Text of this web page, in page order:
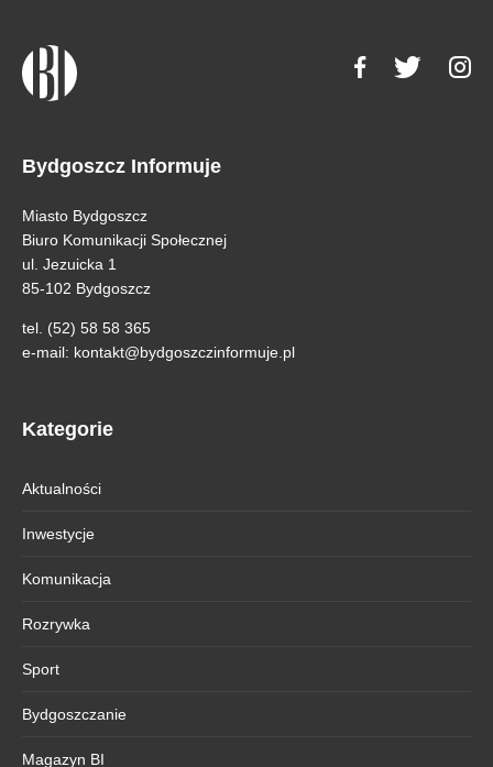
Bydgoszcz Informuje
Miasto Bydgoszcz
Biuro Komunikacji Społecznej
ul. Jezuicka 1
85-102 Bydgoszcz
tel. (52) 58 58 365
e-mail: kontakt@bydgoszczinformuje.pl
Kategorie
Aktualności
Inwestycje
Komunikacja
Rozrywka
Sport
Bydgoszczanie
Magazyn BI